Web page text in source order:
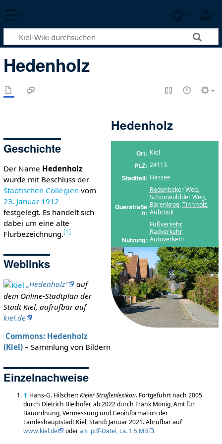
Hedenholz
Hedenholz
Ort Kiel
PLZ 24113
Stadtteil Hassee
Querstraße
n
Rodenbeker Weg,
Schönwohlder Weg,
Bärenkrog,Tinnholz,
Aubrook
Nutzung
Fußverkehr,
Radverkehr,
Autoverkehr
Geschichte
Der Name Hedenholz
wurde mit Beschluss der
Städtischen Collegienvom
23. Januar 1912
festgelegt. Es handelt sich
dabei um eine alte
Flurbezeichnung.[1 ]
Weblinks
„Hedenholz“
auf
dem Online-Stadtplan der
Stadt Kiel, aufrufbar auf
kiel.de
Commons: Hedenholz
(Kiel)– Sammlung von Bildern
Einzelnachweise
↑ Hans-G. Hilscher:Kieler Straßenlexikon. Fortgeführt nach 2005
durch Dietrich Bleihöfer, ab 2022 durch Frank Mönig, Amt für
Bauordnung, Vermessung und Geoinformation der
Landeshauptstadt Kiel, Stand: Januar 2021. Abrufbar auf
www.kiel.de
oderals .pdf-Datei, ca. 1,5 MB